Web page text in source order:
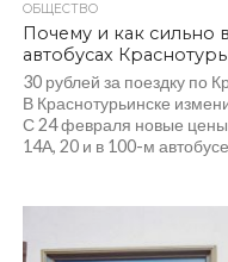
ОБЩЕСТВО
Почему и как сильно
автобусах
30 рублей за поездку по
В Краснотурьинске
С 24 февраля новые цены
14А, 20 и в 100-м